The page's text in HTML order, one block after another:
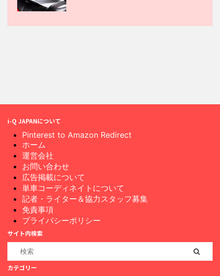
i-Q JAPANについて
Pinterest to Amazon Redirect
ホーム
運営会社
お問い合わせ
広告掲載について
単車コーディネイトについて
記者・ライター＆協力スタッフ募集
免責事項
プライバシーポリシー
サイト内検索
カテゴリー